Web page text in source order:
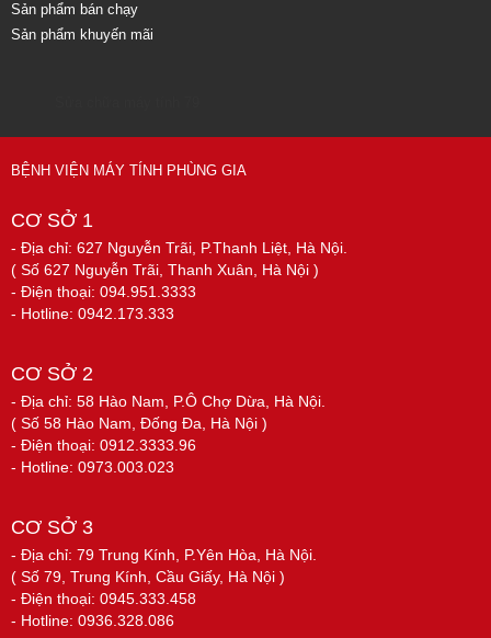
Sản phẩm bán chạy
Sản phẩm khuyến mãi
BỆNH VIỆN MÁY TÍNH PHÙNG GIA
CƠ SỞ 1
- Địa chỉ: 627 Nguyễn Trãi, P.Thanh Liệt, Hà Nội.
( Số 627 Nguyễn Trãi, Thanh Xuân, Hà Nội )
- Điện thoại: 094.951.3333
- Hotline: 0942.173.333
CƠ SỞ 2
- Địa chỉ: 58 Hào Nam, P.Ô Chợ Dừa, Hà Nội.
( Số 58 Hào Nam, Đống Đa, Hà Nội )
- Điện thoại: 0912.3333.96
- Hotline: 0973.003.023
CƠ SỞ 3
- Địa chỉ: 79 Trung Kính, P.Yên Hòa, Hà Nội.
( Số 79, Trung Kính, Cầu Giấy, Hà Nội )
- Điện thoại: 0945.333.458
- Hotline: 0936.328.086